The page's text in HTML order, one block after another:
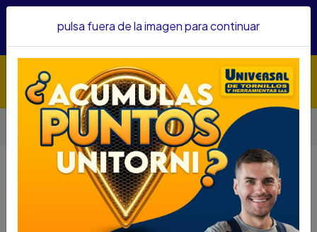
confianza&nbsp;Recibe un KIT PARRILLERO por compras
Herramientas Herramienta Manual
LLAVE MIXTA 32 MM MAKROS
LLAVE MIXTA 32 MM MAKROS
LLAVE MIXTA 32 MM MAKROS
pulsa fuera de la imagen para continuar